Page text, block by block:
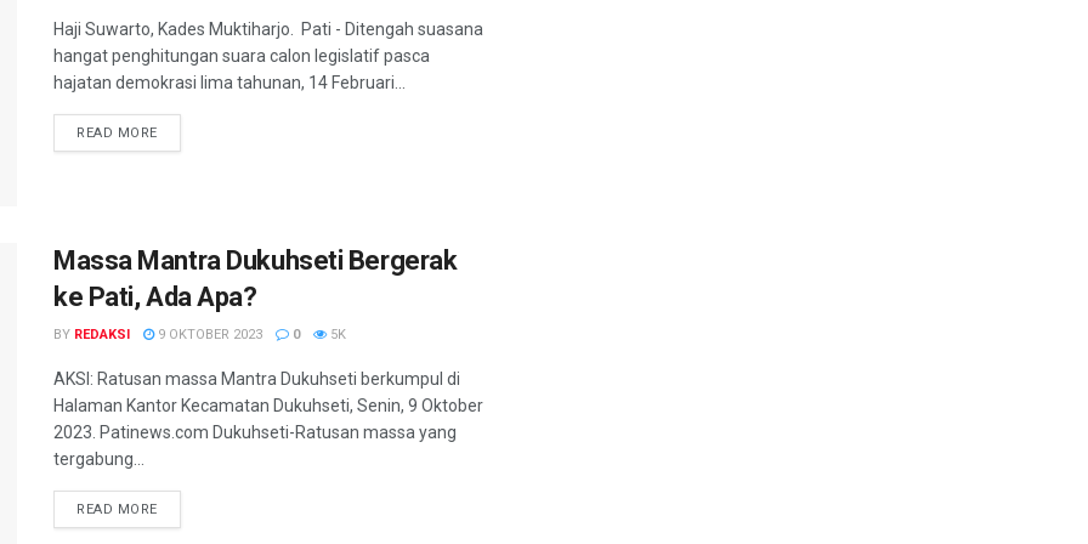
Haji Suwarto, Kades Muktiharjo. Pati - Ditengah suasana
hangat penghitungan suara calon legislatif pasca
hajatan demokrasi lima tahunan, 14 Februari...
READ MOREDETAILS
Massa Mantra Dukuhseti Bergerak
ke Pati, Ada Apa?
BY REDAKSI 9 OKTOBER 2023 0 5K
AKSI: Ratusan massa Mantra Dukuhseti berkumpul di
Halaman Kantor Kecamatan Dukuhseti, Senin, 9 Oktober
2023. Patinews.com Dukuhseti-Ratusan massa yang
tergabung...
READ MOREDETAILS